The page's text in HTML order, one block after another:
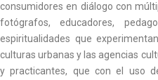
consumidores en diálogo con
fotógrafos, educadores,
espiritualidades que
culturas urbanas y las agencias
y practicantes, que con el uso